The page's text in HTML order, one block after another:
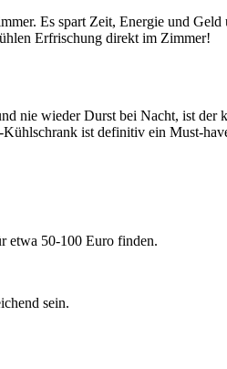
Es spart Zeit, Energie und
Erfrischung direkt im Zimmer!
nie wieder Durst bei Nacht, ist der
ist definitiv ein Must-
etwa 50-100 Euro finden.
sein.